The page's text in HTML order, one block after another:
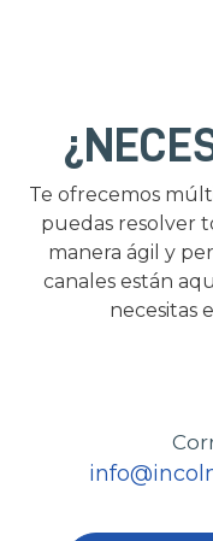
Te ofrecemos
puedas resolver
manera ágil y
canales están
necesitas